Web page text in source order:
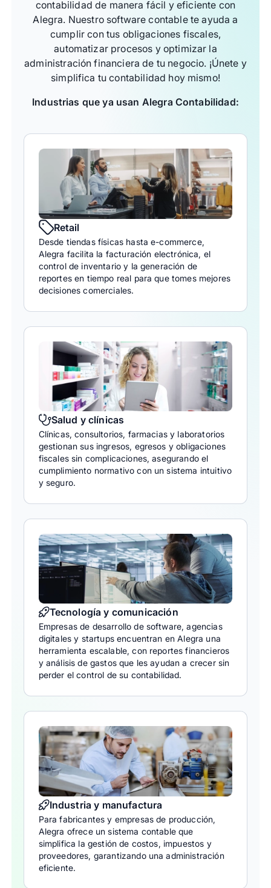
contabilidad de manera fácil y eficiente con
Alegra. Nuestro software contable te ayuda a
cumplir con tus obligaciones fiscales,
automatizar procesos y optimizar la
administración financiera de tu negocio. ¡Únete y
simplifica tu contabilidad hoy mismo!
Industrias que ya usan Alegra Contabilidad:
Retail
Desde tiendas físicas hasta e-commerce,
Alegra facilita la facturación electrónica, el
control de inventario y la generación de
reportes en tiempo real para que tomes mejores
decisiones comerciales.
Salud y clínicas
Clínicas, consultorios, farmacias y laboratorios
gestionan sus ingresos, egresos y obligaciones
fiscales sin complicaciones, asegurando el
cumplimiento normativo con un sistema intuitivo
y seguro.
Tecnología y comunicación
Empresas de desarrollo de software, agencias
digitales y startups encuentran en Alegra una
herramienta escalable, con reportes financieros
y análisis de gastos que les ayudan a crecer sin
perder el control de su contabilidad.
Industria y manufactura
Para fabricantes y empresas de producción,
Alegra ofrece un sistema contable que
simplifica la gestión de costos, impuestos y
proveedores, garantizando una administración
eficiente.